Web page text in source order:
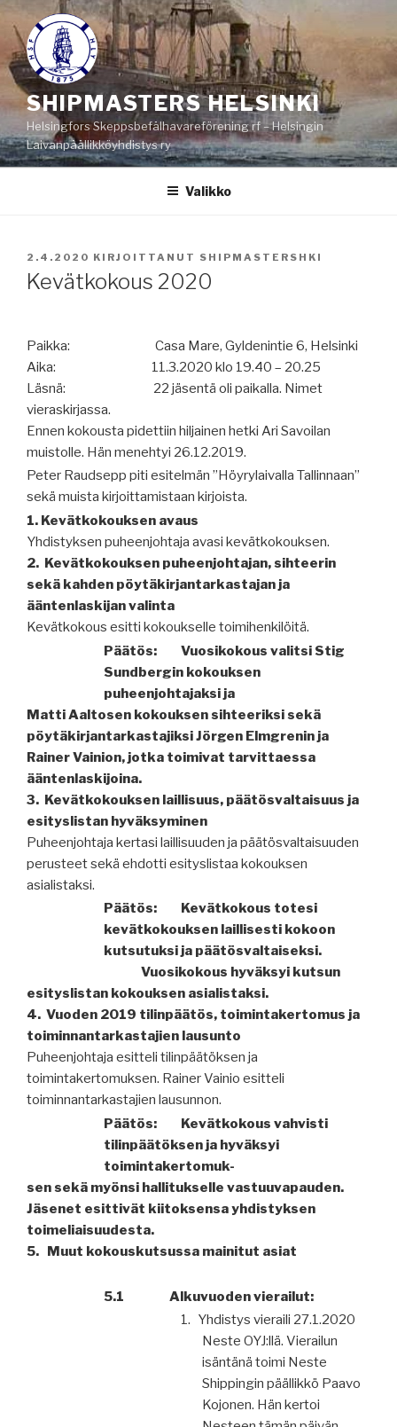
Siirry
sisältöön
SHIPMASTERS HELSINKI
Helsingfors Skeppsbefälhavareförening rf – Helsingin
Laivanpäällikköyhdistys ry
Valikko
JULKAISTU
2.4.2020 KIRJOITTANUT SHIPMASTERSHKI
Kevätkokous 2020
Paikka:
Casa Mare, Gyldenintie 6, Helsinki
Aika:
11.3.2020 klo 19.40 – 20.25
Läsnä:
22 jäsentä oli paikalla. Nimet
vieraskirjassa.
Ennen kokousta pidettiin hiljainen hetki Ari Savoilan
muistolle. Hän menehtyi 26.12.2019.
Peter Raudsepp piti esitelmän ”Höyrylaivalla Tallinnaan”
sekä muista kirjoittamistaan kirjoista.
1. Kevätkokouksen avaus
Yhdistyksen puheenjohtaja avasi kevätkokouksen.
2. Kevätkokouksen puheenjohtajan, sihteerin
sekä kahden pöytäkirjantarkastajan ja
ääntenlaskijan valinta
Kevätkokous esitti kokoukselle toimihenkilöitä.
Päätös:
Vuosikokous valitsi Stig
Sundbergin kokouksen
puheenjohtajaksi ja
Matti Aaltosen kokouksen sihteeriksi sekä
pöytäkirjantarkastajiksi Jörgen Elmgrenin ja
Rainer Vainion, jotka toimivat tarvittaessa
ääntenlaskijoina.
3. Kevätkokouksen laillisuus, päätösvaltaisuus ja
esityslistan hyväksyminen
Puheenjohtaja kertasi laillisuuden ja päätösvaltaisuuden
perusteet sekä ehdotti esityslistaa kokouksen
asialistaksi.
Päätös:
Kevätkokous totesi
kevätkokouksen laillisesti kokoon
kutsutuksi ja päätösvaltaiseksi.
Vuosikokous hyväksyi kutsun
esityslistan kokouksen asialistaksi.
4. Vuoden 2019 tilinpäätös, toimintakertomus ja
toiminnantarkastajien lausunto
Puheenjohtaja esitteli tilinpäätöksen ja
toimintakertomuksen. Rainer Vainio esitteli
toiminnantarkastajien lausunnon.
Päätös:
Kevätkokous vahvisti
tilinpäätöksen ja hyväksyi
toimintakertomuk-
sen sekä myönsi hallitukselle vastuuvapauden.
Jäsenet esittivät kiitoksensa yhdistyksen
toimeliaisuudesta.
5. Muut kokouskutsussa mainitut asiat
5.1 Alkuvuoden vierailut:
1. Yhdistys vieraili 27.1.2020
Neste OYJ:llä. Vierailun
isäntänä toimi Neste
Shippingin päällikkö Paavo
Kojonen. Hän kertoi